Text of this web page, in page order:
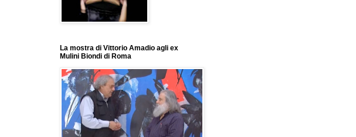
La mostra di Vittorio Amadio agli ex
Mulini Biondi di Roma